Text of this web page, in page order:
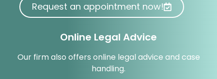
Request an appointment now!
Online Legal Advice
Our firm also offers online legal advice and case
handling.